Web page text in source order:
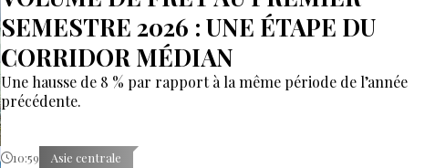
SEMESTRE 2026 : UNE ÉTAPE DU
CORRIDOR MÉDIAN
Une hausse de 8 % par rapport à la même période de l’année
précédente.
10:59 Asie centrale